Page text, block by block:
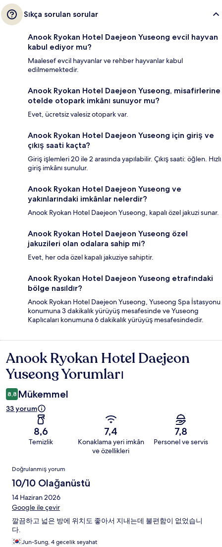
Sıkça sorulan sorular
Anook Ryokan Hotel Daejeon Yuseong evcil hayvan
kabul ediyor mu?
Maalesef evcil hayvanlar ve rehber hayvanlar kabul
edilmemektedir.
Anook Ryokan Hotel Daejeon Yuseong, misafirlerine
otelde otopark imkânı sunuyor mu?
Evet, ücretsiz valesiz otopark var.
Anook Ryokan Hotel Daejeon Yuseong için giriş ve
çıkış saati kaçta?
Giriş işlemleri 20 ile 2 arasında yapılabilir. Çıkış saati: öğlen. Hızlı
giriş imkânı sunulur.
Anook Ryokan Hotel Daejeon Yuseong ve
yakınlarındaki imkânlar nelerdir?
Anook Ryokan Hotel Daejeon Yuseong, kapalı özel jakuzi sunar.
Anook Ryokan Hotel Daejeon Yuseong özel
jakuzileri olan odalara sahip mi?
Evet, her oda özel kapalı jakuziye sahiptir.
Anook Ryokan Hotel Daejeon Yuseong etrafındaki
bölge nasıldır?
Anook Ryokan Hotel Daejeon Yuseong, Yuseong Spa İstasyonu
konumuna 3 dakikalık yürüyüş mesafesinde ve Yuseong
Kaplıcaları konumuna 6 dakikalık yürüyüş mesafesindedir.
Yorumlar
Anook Ryokan Hotel Daejeon
Yuseong Yorumları
8,8 Mükemmel
33 yorum
8,6
Temizlik
7,4
Konaklama yeri imkân
ve özellikleri
7,8
Personel ve servis
Yorumlar
Doğrulanmış yorum
10/10 Olağanüstü
14 Haziran 2026
Google ile çevir
깔끔하고 넓은 방에 위치도 좋아서 지내는데 불편함이 없었습니
다.
Jun-Sung, 4 gecelik seyahat